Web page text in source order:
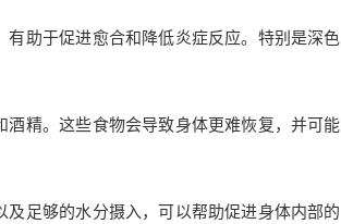
助于促进愈合和降低炎症反应。特别是深色
精。这些食物会导致身体更难恢复，并可能
足够的水分摄入，可以帮助促进身体内部的